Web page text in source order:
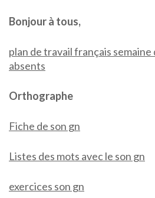
Bonjour à tous,
plan de travail français semaine
absents
Orthographe
Fiche de son gn
Listes des mots avec le son gn
exercices son gn